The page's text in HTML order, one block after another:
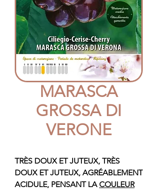
MARASCA
GROSSA DI
VERONE
TRÈS DOUX ET JUTEUX, TRÈS
DOUX ET JUTEUX, AGRÉABLEMENT
ACIDULE, PENSANT LACOULEUR